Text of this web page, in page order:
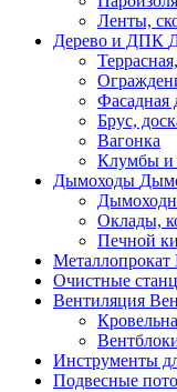
Ленты,
Дерево и ДПК
Фасадная
Брус,
Вагонка
Клумбы и
Дымоходы
Оклады,
Печной
Металлопрокат
Очистные
Вентиляция
Инструменты
Подвесные